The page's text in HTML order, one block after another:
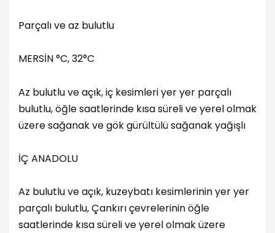
Parçalı ve az bulutlu
MERSİN °C, 32°C
Az bulutlu ve açık, iç kesimleri yer yer parçalı
bulutlu, öğle saatlerinde kısa süreli ve yerel olmak
üzere sağanak ve gök gürültülü sağanak yağışlı
İÇ ANADOLU
Az bulutlu ve açık, kuzeybatı kesimlerinin yer yer
parçalı bulutlu, Çankırı çevrelerinin öğle
saatlerinde kısa süreli ve yerel olmak üzere